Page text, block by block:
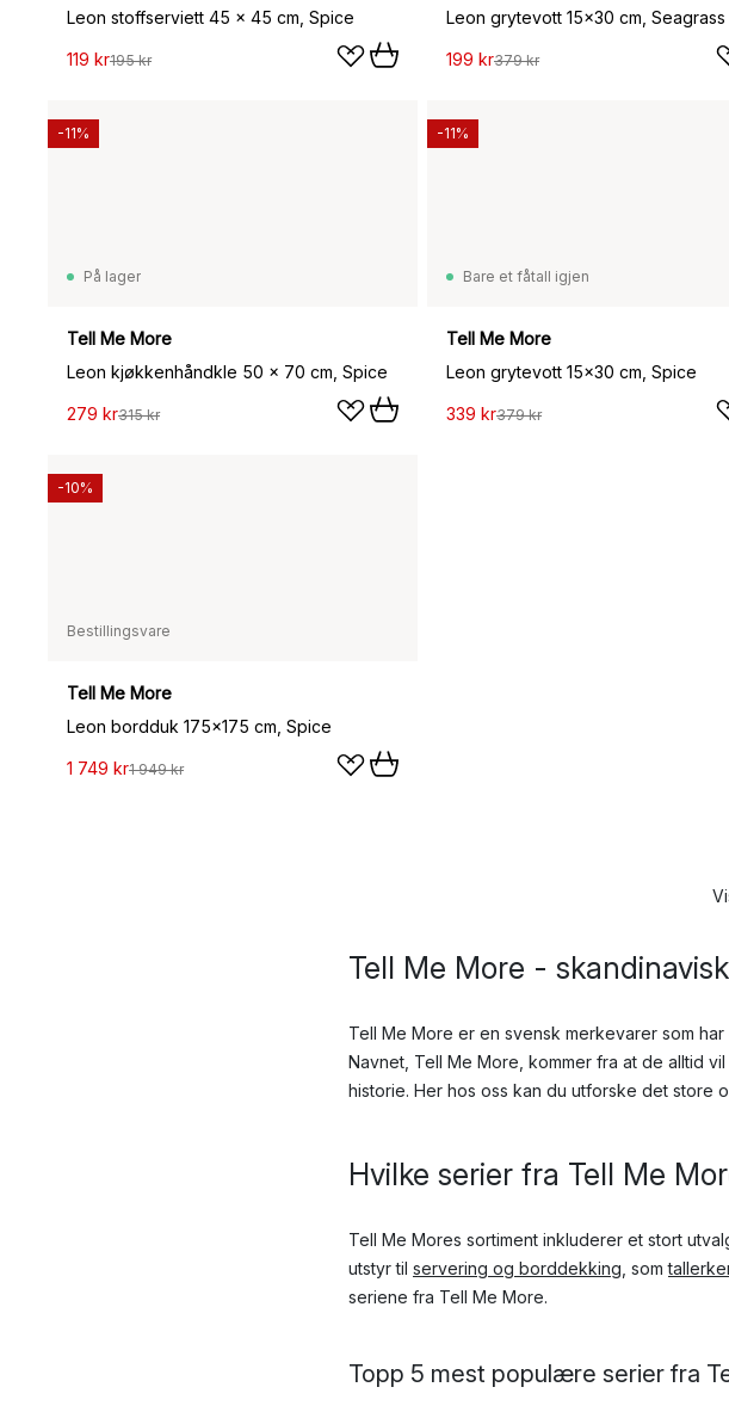
Leon stoffserviett 45 x 45 cm, Spice
119 kr195 kr
Leon grytevott 15x30 cm, Seagrass
199 kr379 kr
På lager
Tell Me More
Leon kjøkkenhåndkle 50 x 70 cm, Spice
279 kr315 kr
-11%
Bare et fåtall igjen
Tell Me More
Leon grytevott 15x30 cm, Spice
339 kr379 kr
-11%
Bestillingsvare
Tell Me More
Leon bordduk 175x175 cm, Spice
1 749 kr1 949 kr
-10%
Tell Me More -
Tell Me More er en svensk merkevarer som
Navnet, Tell Me More, kommer fra at de alltid
historie. Her hos oss kan du utforske det store
Hvilke serier fra Tell Me
Tell Me Mores sortiment inkluderer et stort
utstyr til servering og borddekking , som
seriene fra Tell Me More.
Topp 5 mest populære serier fra